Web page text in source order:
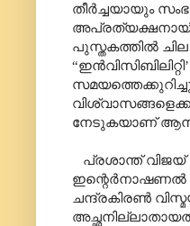
തീർച്ചയായും
പുസ്തകത്തിൽ
“ഇൻവിസിബിലിറ്റി’
നേടുകയാണ്
പ്രശാന്ത്
ഇന്റെർനാഷണൽ
ചന്ദ്രകിരൺ